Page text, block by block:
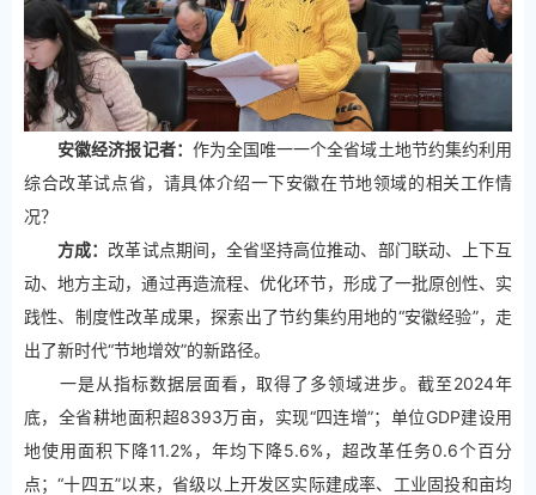
安徽经济报记者： 作为全国唯一一个全省域土地节约集约利用
综合改革试点省，请具体介绍一下安徽在节地领域的相关工作情
况？
方成： 改革试点期间，全省坚持高位推动、部门联动、上下互
动、地方主动，通过再造流程、优化环节，形成了一批原创性、实
践性、制度性改革成果，探索出了节约集约用地的“安徽经验”，走
出了新时代“节地增效”的新路径。
一是从指标数据层面看，取得了多领域进步。截至2024年
底，全省耕地面积超8393万亩，实现“四连增”；单位GDP建设用
地使用面积下降11.2%，年均下降5.6%，超改革任务0.6个百分
点；“十四五”以来，省级以上开发区实际建成率、工业固投和亩均